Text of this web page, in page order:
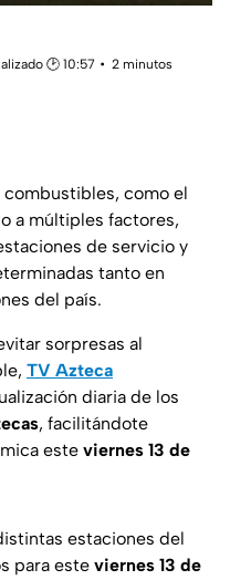
🕑 10:57
2 minutos
combustibles, como el
a múltiples factores,
de servicio y
tanto en
del país.
sorpresas al
TV Azteca
diaria de los
, facilitándote
este viernes 13 de
estaciones del
para este viernes 13 de